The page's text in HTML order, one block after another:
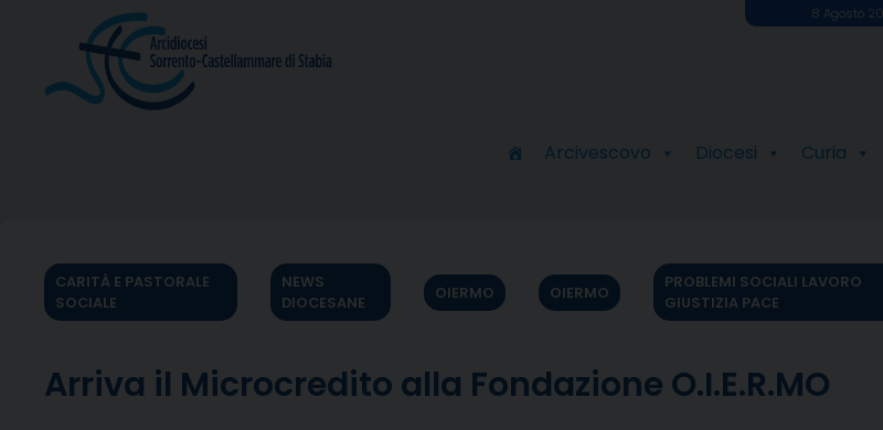
8 Agosto
Arcivescovo Diocesi Curia
CARITÀ E PASTORALE
SOCIALE
NEWS
DIOCESANE
OIERMO OIERMO
PROBLEMI SOCIALI LAVORO
GIUSTIZIA PACE
Arriva il Microcredito alla Fondazione O.I.E.R.MO